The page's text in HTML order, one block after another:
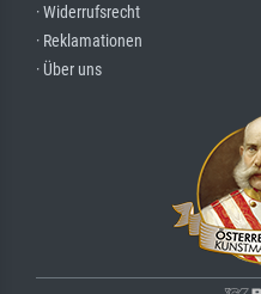
· Widerrufsrecht
· Reklamationen
· Über uns